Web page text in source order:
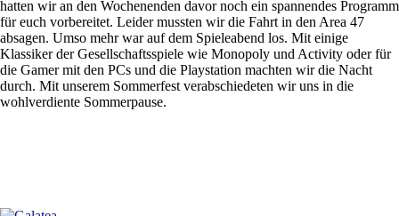
hatten wir an den Wochenenden davor noch ein spannendes Programm
für euch vorbereitet. Leider mussten wir die Fahrt in den Area 47
absagen. Umso mehr war auf dem Spieleabend los. Mit einige
Klassiker der Gesellschaftsspiele wie Monopoly und Activity oder für
die Gamer mit den PCs und die Playstation machten wir die Nacht
durch. Mit unserem Sommerfest verabschiedeten wir uns in die
wohlverdiente Sommerpause.